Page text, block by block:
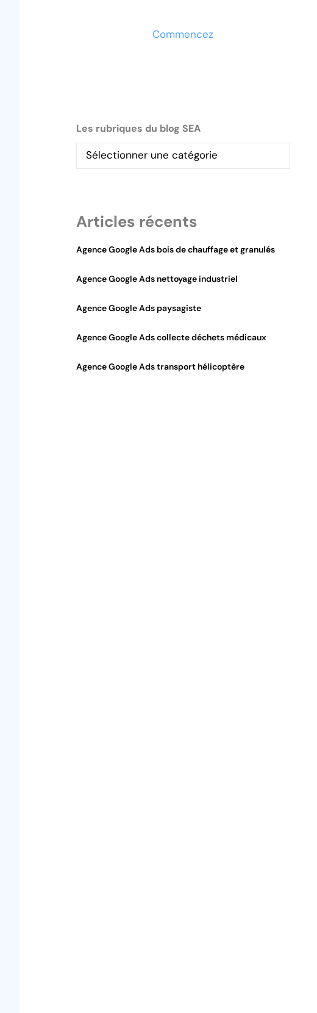
Commencez
Les rubriques du blog SEA
Articles récents
Agence Google Ads bois de chauffage et granulés
Agence Google Ads nettoyage industriel
Agence Google Ads paysagiste
Agence Google Ads collecte déchets médicaux
Agence Google Ads transport hélicoptère